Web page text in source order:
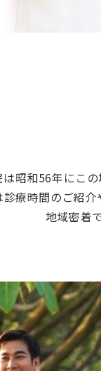
昭和56年にこ
療時間のご紹
地域密着